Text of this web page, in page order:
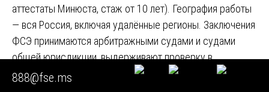
аттестаты Минюста, стаж от 10 лет). География работы
— вся Россия, включая удалённые регионы. Заключения
ФСЭ принимаются арбитражными судами и судами
общей юрисдикции, выдерживают проверку в
вышестоящих инстанциях.
888@fse.ms